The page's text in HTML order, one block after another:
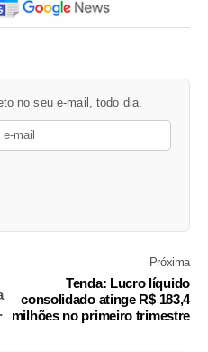
no seu e-mail, todo dia.
Próxima
Tenda: Lucro líquido
consolidado atinge R$ 183,4
milhões no primeiro trimestre